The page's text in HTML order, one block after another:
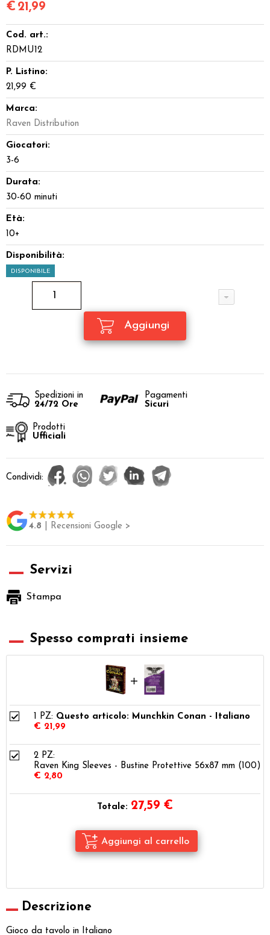
€ 21,99
Cod. art.:
RDMU12
P. Listino:
21,99 €
Marca:
Raven Distribution
Giocatori:
3-6
Durata:
30-60 minuti
Età:
10+
Disponibilità:
DISPONIBILE
Spedizioni in
24/72 Ore
Pagamenti
Sicuri
Prodotti
Ufficiali
Condividi:
4.8 | Recensioni Google >
Servizi
Stampa
Spesso comprati insieme
1 PZ: Questo articolo: Munchkin Conan - Italiano
€ 21,99
2 PZ:
Raven King Sleeves - Bustine Protettive 56x87 mm (100)
€ 2,80
Totale: 27,59 €
Descrizione
Gioco da tavolo in Italiano